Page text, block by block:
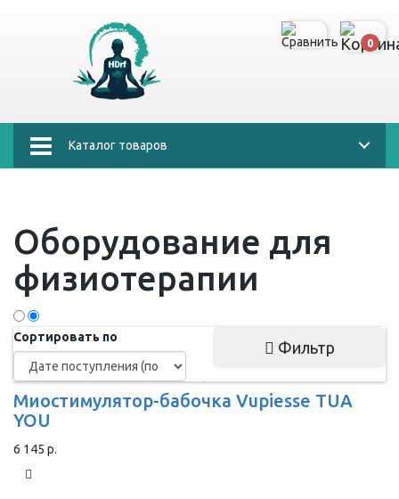
0
Каталог товаров
Оборудование для
физиотерапии
Сортировать по
Фильтр
Миостимулятор-бабочка Vupiesse TUA
YOU
6 145 р.